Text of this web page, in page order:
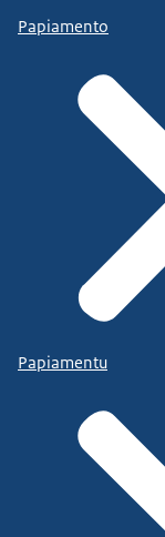
Papiamento
Papiamentu